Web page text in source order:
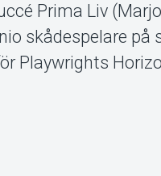
Prima Liv
skådespelare på
Playwrights